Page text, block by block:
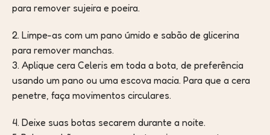
para remover sujeira e poeira.
2. Limpe-as com um pano úmido e sabão de glicerina
para remover manchas.
3. Aplique cera Celeris em toda a bota, de preferência
usando um pano ou uma escova macia. Para que a cera
penetre, faça movimentos circulares.
4. Deixe suas botas secarem durante a noite.